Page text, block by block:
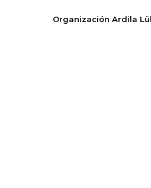
Organización Ardila